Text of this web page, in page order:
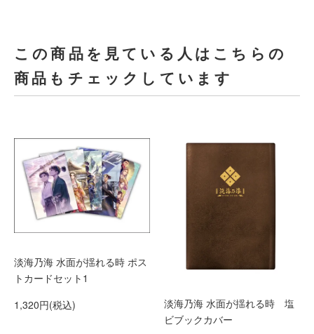
この商品を見ている人はこちらの
商品もチェックしています
淡海乃海 水面が揺れる時 ポス
トカードセット1
1,320円(税込)
淡海乃海 水面が揺れる時 塩
ビブックカバー